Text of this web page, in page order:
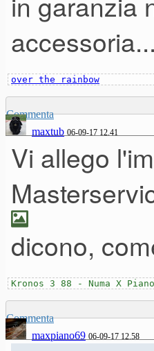
over the rainbow
Commenta
maxtub 06-09-17 12.41
Vi allego
dicono,
Kronos 3 88 - Numa X
Commenta
maxpiano69 06-09-17 12.58